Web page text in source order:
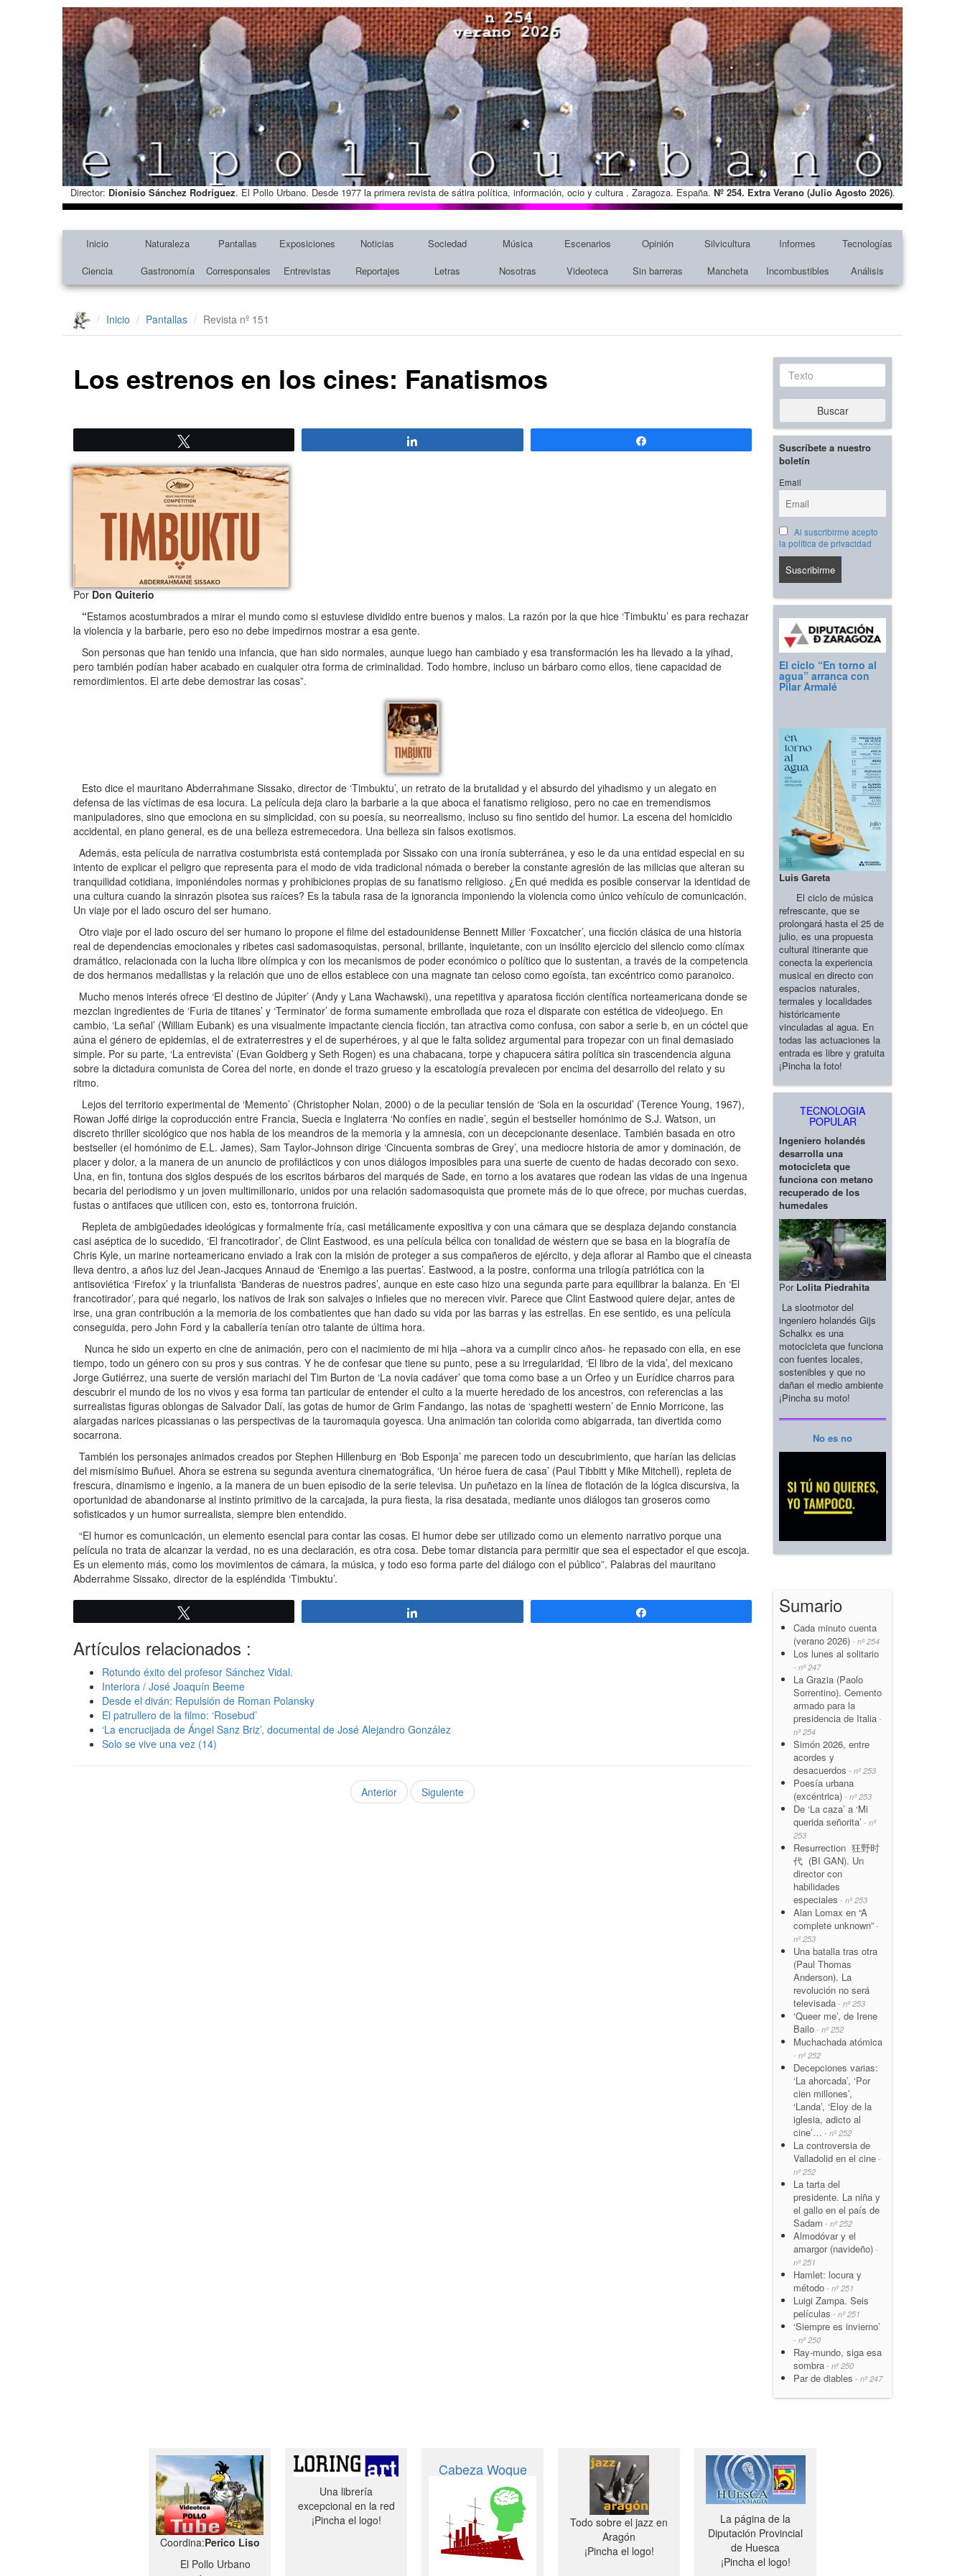
Director: Dionisio Sánchez Rodríguez. El Pollo Urbano. Desde 1977 la primera revista de sátira política, información, ocio y cultura . Zaragoza. España. Nº 254. Extra Verano (Julio Agosto 2026).
Inicio Naturaleza Pantallas Exposiciones Noticias Sociedad Música Escenarios Opinión Silvicultura Informes
Tecnologías
Ciencia
Gastronomía Corresponsales Entrevistas Reportajes Letras Nosotras Videoteca Sin barreras Mancheta Incombustibles Análisis
Inicio Pantallas Revista nº 151
Los estrenos en los cines: Fanatismos
PorDon Quiterio
“Estamos acostumbrados a mirar el mundo como si estuviese dividido entre buenos y malos. La razón por la que hice ‘Timbuktu’ es para rechazar
la violencia y la barbarie, pero eso no debe impedirnos mostrar a esa gente.
Son personas que han tenido una infancia, que han sido normales, aunque luego han cambiado y esa transformación les ha llevado a la yihad,
pero también podían haber acabado en cualquier otra forma de criminalidad. Todo hombre, incluso un bárbaro como ellos, tiene capacidad de
remordimientos. El arte debe demostrar las cosas”.
Esto dice el mauritano Abderrahmane Sissako, director de ‘Timbuktu’, un retrato de la brutalidad y el absurdo del yihadismo y un alegato en
defensa de las víctimas de esa locura. La película deja claro la barbarie a la que aboca el fanatismo religioso, pero no cae en tremendismos
manipuladores, sino que emociona en su simplicidad, con su poesía, su neorrealismo, incluso su fino sentido del humor. La escena del homicidio
accidental, en plano general, es de una belleza estremecedora. Una belleza sin falsos exotismos.
Además, esta película de narrativa costumbrista está contemplada por Sissako con una ironía subterránea, y eso le da una entidad especial en su
intento de explicar el peligro que representa para el modo de vida tradicional nómada o bereber la constante agresión de las milicias que alteran su
tranquilidad cotidiana, imponiéndoles normas y prohibiciones propias de su fanatismo religioso. ¿En qué medida es posible conservar la identidad de
una cultura cuando la sinrazón pisotea sus raíces? Es la tabula rasa de la ignorancia imponiendo la violencia como único vehículo de comunicación.
Un viaje por el lado oscuro del ser humano.
Otro viaje por el lado oscuro del ser humano lo propone el filme del estadounidense Bennett Miller ‘Foxcatcher’, una ficción clásica de una historia
real de dependencias emocionales y ribetes casi sadomasoquistas, personal, brillante, inquietante, con un insólito ejercicio del silencio como clímax
dramático, relacionada con la lucha libre olímpica y con los mecanismos de poder económico o político que lo sustentan, a través de la competencia
de dos hermanos medallistas y la relación que uno de ellos establece con una magnate tan celoso como egoísta, tan excéntrico como paranoico.
Mucho menos interés ofrece ‘El destino de Júpiter’ (Andy y Lana Wachawski), una repetitiva y aparatosa ficción científica norteamericana donde se
mezclan ingredientes de ‘Furia de titanes’ y ‘Terminator’ de forma sumamente embrollada que roza el disparate con estética de videojuego. En
cambio, ‘La señal’ (William Eubank) es una visualmente impactante ciencia ficción, tan atractiva como confusa, con sabor a serie b, en un cóctel que
aúna el género de epidemias, el de extraterrestres y el de superhéroes, y al que le falta solidez argumental para tropezar con un final demasiado
simple. Por su parte, ‘La entrevista’ (Evan Goldberg y Seth Rogen) es una chabacana, torpe y chapucera sátira política sin trascendencia alguna
sobre la dictadura comunista de Corea del norte, en donde el trazo grueso y la escatología prevalecen por encima del desarrollo del relato y su
ritmo.
Lejos del territorio experimental de ‘Memento’ (Christopher Nolan, 2000) o de la peculiar tensión de ‘Sola en la oscuridad’ (Terence Young, 1967),
Rowan Joffé dirige la coproducción entre Francia, Suecia e Inglaterra ‘No confíes en nadie’, según el bestseller homónimo de S.J. Watson, un
discreto thriller sicológico que nos habla de los meandros de la memoria y la amnesia, con un decepcionante desenlace. También basada en otro
bestseller (el homónimo de E.L. James), Sam Taylor-Johnson dirige ‘Cincuenta sombras de Grey’, una mediocre historia de amor y dominación, de
placer y dolor, a la manera de un anuncio de profilácticos y con unos diálogos imposibles para una suerte de cuento de hadas decorado con sexo.
Una, en fin, tontuna dos siglos después de los escritos bárbaros del marqués de Sade, en torno a los avatares que rodean las vidas de una ingenua
becaria del periodismo y un joven multimillonario, unidos por una relación sadomasoquista que promete más de lo que ofrece, por muchas cuerdas,
fustas o antifaces que utilicen con, esto es, tontorrona fruición.
Repleta de ambigüedades ideológicas y formalmente fría, casi metálicamente expositiva y con una cámara que se desplaza dejando constancia
casi aséptica de lo sucedido, ‘El francotirador’, de Clint Eastwood, es una película bélica con tonalidad de wéstern que se basa en la biografía de
Chris Kyle, un marine norteamericano enviado a Irak con la misión de proteger a sus compañeros de ejército, y deja aflorar al Rambo que el cineasta
lleva dentro, a años luz del Jean-Jacques Annaud de ‘Enemigo a las puertas’. Eastwood, a la postre, conforma una trilogía patriótica con la
antisoviética ‘Firefox’ y la triunfalista ‘Banderas de nuestros padres’, aunque en este caso hizo una segunda parte para equilibrar la balanza. En ‘El
francotirador’, para qué negarlo, los nativos de Irak son salvajes o infieles que no merecen vivir. Parece que Clint Eastwood quiere dejar, antes de
irse, una gran contribución a la memoria de los combatientes que han dado su vida por las barras y las estrellas. En ese sentido, es una película
conseguida, pero John Ford y la caballería tenían otro talante de última hora.
Nunca he sido un experto en cine de animación, pero con el nacimiento de mi hija –ahora va a cumplir cinco años- he repasado con ella, en ese
tiempo, todo un género con su pros y sus contras. Y he de confesar que tiene su punto, pese a su irregularidad, ‘El libro de la vida’, del mexicano
Jorge Gutiérrez, una suerte de versión mariachi del Tim Burton de ‘La novia cadáver’ que toma como base a un Orfeo y un Eurídice charros para
descubrir el mundo de los no vivos y esa forma tan particular de entender el culto a la muerte heredado de los ancestros, con referencias a las
surrealistas figuras oblongas de Salvador Dalí, las gotas de humor de Grim Fandango, las notas de ‘spaghetti western’ de Ennio Morricone, las
alargadas narices picassianas o las perspectivas de la tauromaquia goyesca. Una animación tan colorida como abigarrada, tan divertida como
socarrona.
También los personajes animados creados por Stephen Hillenburg en ‘Bob Esponja’ me parecen todo un descubrimiento, que harían las delicias
del mismísimo Buñuel. Ahora se estrena su segunda aventura cinematográfica, ‘Un héroe fuera de casa’ (Paul Tibbitt y Mike Mitchell), repleta de
frescura, dinamismo e ingenio, a la manera de un buen episodio de la serie televisa. Un puñetazo en la línea de flotación de la lógica discursiva, la
oportunidad de abandonarse al instinto primitivo de la carcajada, la pura fiesta, la risa desatada, mediante unos diálogos tan groseros como
sofisticados y un humor surrealista, siempre bien entendido.
“El humor es comunicación, un elemento esencial para contar las cosas. El humor debe ser utilizado como un elemento narrativo porque una
película no trata de alcanzar la verdad, no es una declaración, es otra cosa. Debe tomar distancia para permitir que sea el espectador el que escoja.
Es un elemento más, como los movimientos de cámara, la música, y todo eso forma parte del diálogo con el público”. Palabras del mauritano
Abderrahme Sissako, director de la espléndida ‘Timbuktu’.
Artículos relacionados :
Rotundo éxito del profesor Sánchez Vidal.
Interiora / José Joaquín Beeme
Desde el diván: Repulsión de Roman Polansky
El patrullero de la filmo: ‘Rosebud’
‘La encrucijada de Ángel Sanz Briz’, documental de José Alejandro González
Solo se vive una vez (14)
Anterior Siguiente
Texto
Buscar
Suscríbete a nuestro
boletín
Email
Al suscribirme acepto
la política de privacidad
El ciclo “En torno al
agua” arranca con
Pilar Armalé
Luis Gareta
El ciclo de música
refrescante, que se
prolongará hasta el 25 de
julio, es una propuesta
cultural itinerante que
conecta la experiencia
musical en directo con
espacios naturales,
termales y localidades
históricamente
vinculadas al agua. En
todas las actuaciones la
entrada es libre y gratuita
¡Pincha la foto!
TECNOLOGIA
POPULAR
Ingeniero holandés
desarrolla una
motocicleta que
funciona con metano
recuperado de los
humedales
Por Lolita Piedrahita
La slootmotor del
ingeniero holandés Gijs
Schalkx es una
motocicleta que funciona
con fuentes locales,
sostenibles y que no
dañan el medio ambiente
¡Pincha su moto!
No es no
Sumario
Cada minuto cuenta
(verano 2026) - nº 254
Los lunes al solitario
- nº 247
La Grazia (Paolo
Sorrentino). Cemento
armado para la
presidencia de Italia -
nº 254
Simón 2026, entre
acordes y
desacuerdos - nº 253
Poesía urbana
(excéntrica) - nº 253
De ‘La caza’ a ‘Mi
querida señorita’ - nº
253
Resurrection 狂野时
代 (BI GAN). Un
director con
habilidades
especiales - nº 253
Alan Lomax en “A
complete unknown” -
nº 253
Una batalla tras otra
(Paul Thomas
Anderson). La
revolución no será
televisada - nº 253
‘Queer me’, de Irene
Bailo - nº 252
Muchachada atómica
- nº 252
Decepciones varias:
‘La ahorcada’, ‘Por
cien millones’,
‘Landa’, ‘Eloy de la
iglesia, adicto al
cine’… - nº 252
La controversia de
Valladolid en el cine -
nº 252
La tarta del
presidente. La niña y
el gallo en el país de
Sadam - nº 252
Almodóvar y el
amargor (navideño) -
nº 251
Hamlet: locura y
método - nº 251
Luigi Zampa. Seis
películas - nº 251
‘Siempre es invierno’
- nº 250
Ray-mundo, siga esa
sombra - nº 250
Par de diables - nº 247
Coordina:Perico Liso
El Pollo Urbano
Una librería
excepcional en la red
¡Pincha el logo!
Cabeza Woque
Todo sobre el jazz en
Aragón
¡Pincha el logo!
La página de la
Diputación Provincial
de Huesca
¡Pincha el logo!